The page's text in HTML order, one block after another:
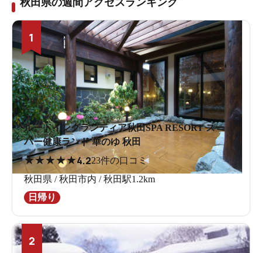
1
ルートイングランティア秋田SPA RESORT スー
パー健康ランド 華のゆ 秋田
★★★★★4.223件の口コミ
秋田県 / 秋田市内 / 秋田駅1.2km
日帰り
2